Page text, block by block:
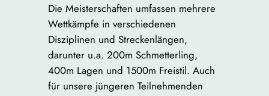
Die Meisterschaften umfassen mehrere
Wettkämpfe in verschiedenen
Disziplinen und Streckenlängen,
darunter u.a. 200m Schmetterling,
400m Lagen und 1500m Freistil. Auch
für unsere jüngeren Teilnehmenden